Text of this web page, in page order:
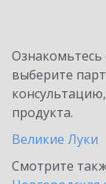
выберите
продукта.
Великие Луки
Смотрите